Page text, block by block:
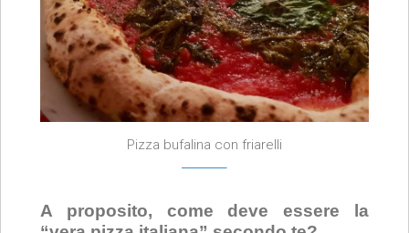
Pizza bufalina con friarelli
A proposito, come deve essere la